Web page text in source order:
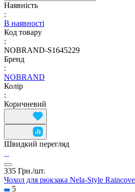
Наявність
:
В наявності
Код товару
:
NOBRAND-S1645229
Бренд
:
NOBRAND
Колір
:
Коричневий
Швидкий перегляд
335 Грн./шт.
Чохол для рюкзака Nela-Style
5